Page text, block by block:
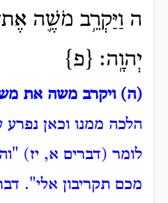
ה וַיַּקְרֵ֥ב מֹשֶׁ֛ה
יְהוָֽה׃ {פ}
(ה) ויקרב משה את
הלכה ממנו וכאן
לומר (דברים א, יז)
מכם תקריבון אלי".